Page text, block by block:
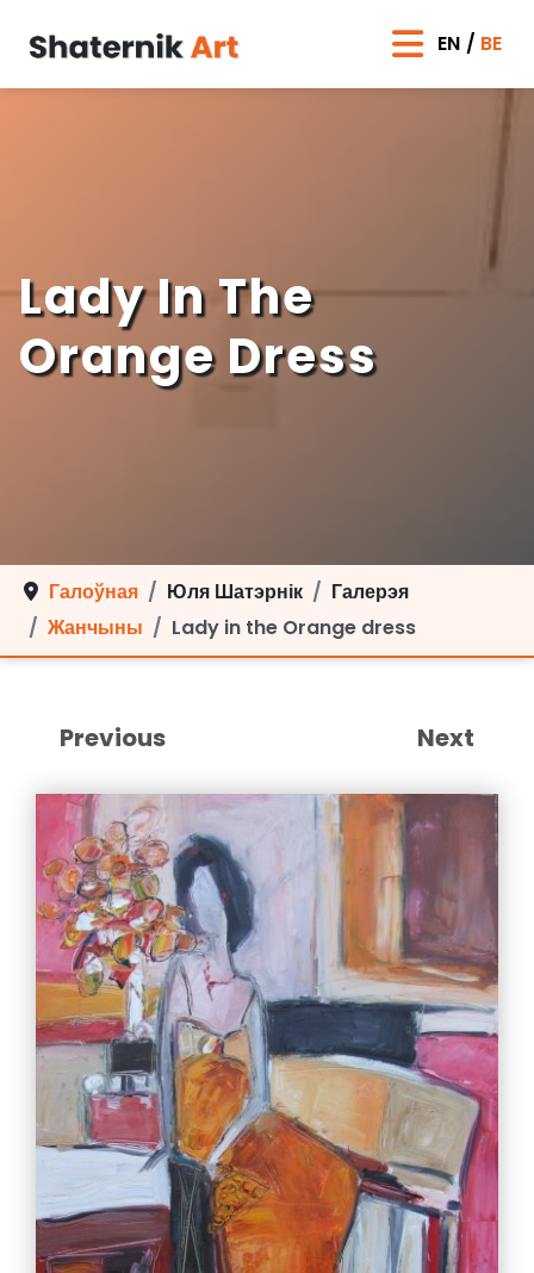
BE
EN
Галоўная Юля Шатэрнік
Галерэя
Жанчыны
Lady in the Orange dress
Lady In The
Orange Dress
Previous Next